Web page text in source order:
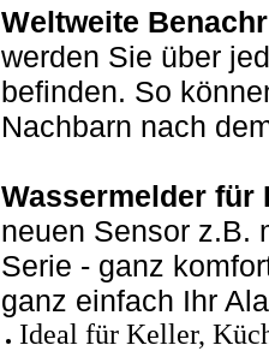
Weltweite
werden Sie über
befinden. So
Nachbarn nach
Wassermelder für
neuen Sensor z.B.
Serie - ganz
ganz einfach Ihr
Ideal für Keller,